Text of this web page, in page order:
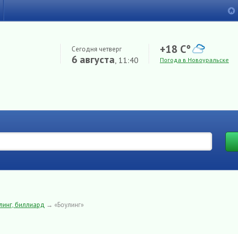
Сегодня четверг
6 августа, 11:40
+18 C°
Погода в Новоуральске
биллиард → «Боулинг»